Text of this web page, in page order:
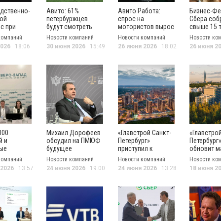
при
Сбера
в
18:06
Авито: 61%
петербуржцев
будут смотреть
Чемпионат мира
по футболу в 2026
году
Новости компаний
30 июня 2026 15:49
Авито Работа:
спрос на
мотористов вырос
на 115%
Новости компаний
26 июня 2026 18:02
Бизнес-
Сбера
свыше 15
Петербурге
Новости
26 июня
и
в
13:57
Михаил Дорофеев
обсудил на ПМЮФ
будущее
регулирования
криптовалют в
России
Новости компаний
24 июня 2026 19:00
«Главстрой Санкт-
Петербург»
приступил к
проектированию
парка в
Выборгском
Новости компаний
24 июня 2026 13:28
Петербург»
обновит
план ЖК
Новости
18 июня